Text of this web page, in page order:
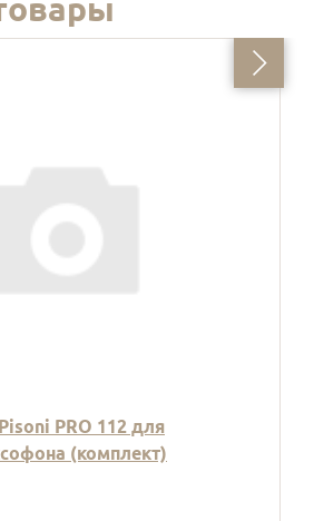
PRO 112 для
(комплект)